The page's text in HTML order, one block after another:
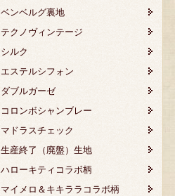
ベンベルグ裏地
テクノヴィンテージ
シルク
エステルシフォン
ダブルガーゼ
コロンボシャンブレー
マドラスチェック
生産終了（廃盤）生地
ハローキティコラボ柄
マイメロ＆キキララコラボ柄